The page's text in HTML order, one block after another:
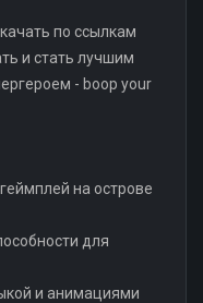
по ссылкам
и стать лучшим
- boop your
на острове
для
и анимациями